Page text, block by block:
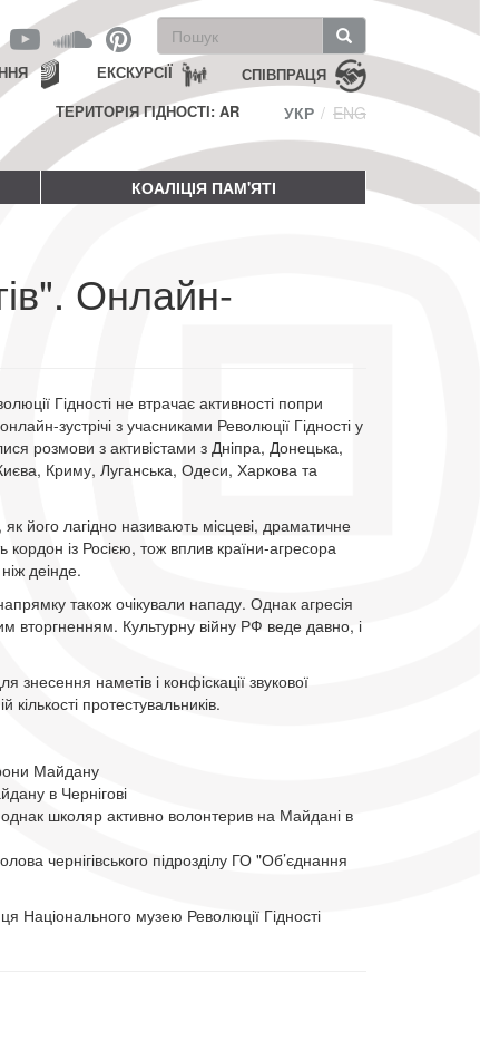
Пошукова
форма
Пошук СПІВПРАЦЯ
ЕКСКУРСІЇ
ТЕРИТОРІЯ ГІДНОСТІ: AR
УКР ENG
КОАЛІЦІЯ ПАМ'ЯТІ
Онлайн-
Гідності не втрачає активності попри
зустрічі з учасниками Революції Гідності у
розмови з активістами з Дніпра, Донецька,
Криму, Луганська, Одеси, Харкова та
його лагідно називають місцеві, драматичне
із Росією, тож вплив країни-агресора
деінде.
також очікували нападу. Однак агресія
вторгненням. Культурну війну РФ веде давно, і
наметів і конфіскації звукової
протестувальників.
Майдану
в Чернігові
школяр активно волонтерив на Майдані в
чернігівського підрозділу ГО "Об’єднання
Національного музею Революції Гідності